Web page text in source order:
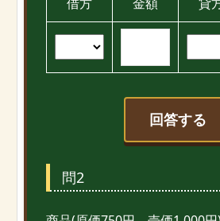
回答する
問2